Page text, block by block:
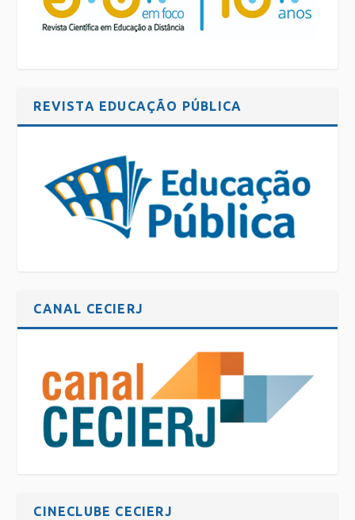
REVISTA EDUCAÇÃO PÚBLICA
CANAL CECIERJ
CINECLUBE CECIERJ